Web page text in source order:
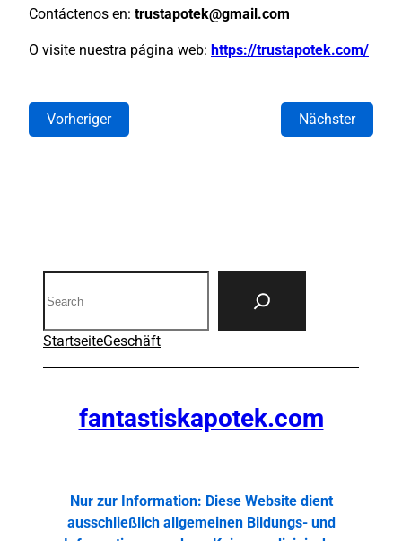
Contáctenos en: trustapotek@gmail.com
O visite nuestra página web: https://trustapotek.com/
Vorheriger Nächster
StartseiteGeschäft
fantastiskapotek.com
Nur zur Information: Diese Website dient
ausschließlich allgemeinen Bildungs- und